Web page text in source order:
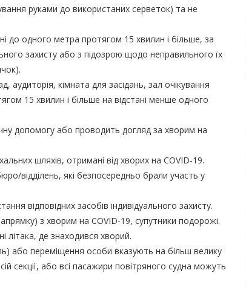
руками до використаних серветок) та не
до одного метра протягом 15 хвилин і більше, за
захисту або з підозрою щодо неправильного їх
кімната для засідань, зал очікування
15 хвилин і більше на відстані менше одного
допомогу або проводить догляд за хворим на
шляхів, отримані від хворих на COVID-19.
відділень, які безпосередньо брали участь у
відповідних засобів індивідуального захисту.
з хворим на COVID-19, супутники подорожі.
літака, де знаходився хворий.
або переміщення особи вказують на більш велику
секції, або всі пасажири повітряного судна можуть